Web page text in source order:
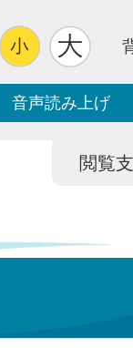
音声読み上げ
閲覧